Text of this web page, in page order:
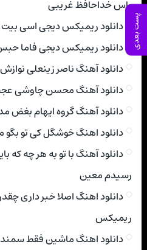
پست بعدی
یاس خداحافظ غریبی
دانلود ریمیکس دیجی اسی
دانلود ریمیکس دیجی فاما
دانلود آهنگ ناصر زینعلی نوازش
دانلود آهنگ محسن چاوشی
دانلود آهنگ گروه ایهام بغض
دانلود اهنگ خوشگل کی تو
دانلود آهنگ با تو به هر چه که
رسیدم معین
دانلود اهنگ اصلا خبر داری
ریمیکس
دانلود اهنگ ماشین فقط